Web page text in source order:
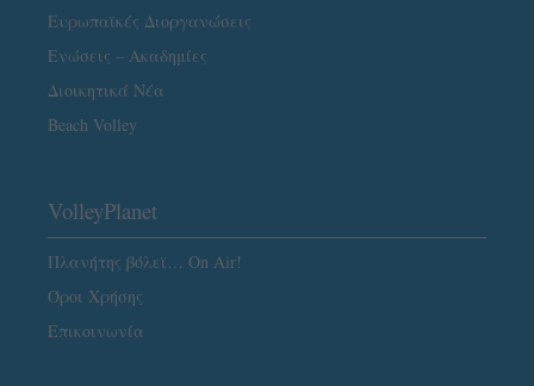
Ευρωπαϊκές Διοργανώσεις
Ενώσεις – Ακαδημίες
Διοικητικά Νέα
Beach Volley
VolleyPlanet
Πλανήτης βόλεϊ… On Air!
Όροι Χρήσης
Επικοινωνία